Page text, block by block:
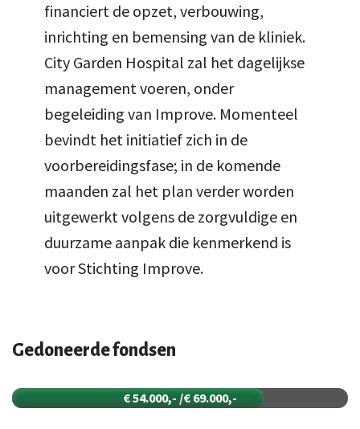
financiert de opzet, verbouwing,
inrichting en bemensing van de kliniek.
City Garden Hospital zal het dagelijkse
management voeren, onder
begeleiding van Improve. Momenteel
bevindt het initiatief zich in de
voorbereidingsfase; in de komende
maanden zal het plan verder worden
uitgewerkt volgens de zorgvuldige en
duurzame aanpak die kenmerkend is
voor Stichting Improve.
Gedoneerde fondsen
€ 54.000,- /€ 69.000,-